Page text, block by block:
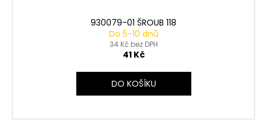
930079-01 ŠROUB 118
Do 5-10 dnů
34 Kč bez DPH
41 Kč
DO KOŠÍKU